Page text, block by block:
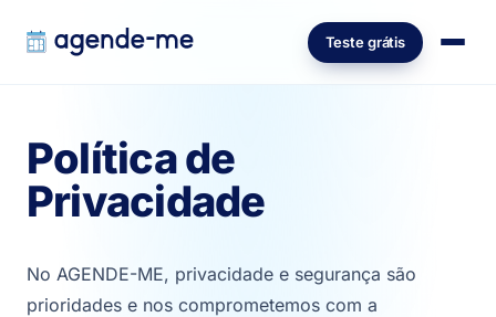
Teste grátis
Política de
Privacidade
No AGENDE-ME, privacidade e segurança são
prioridades e nos comprometemos com a